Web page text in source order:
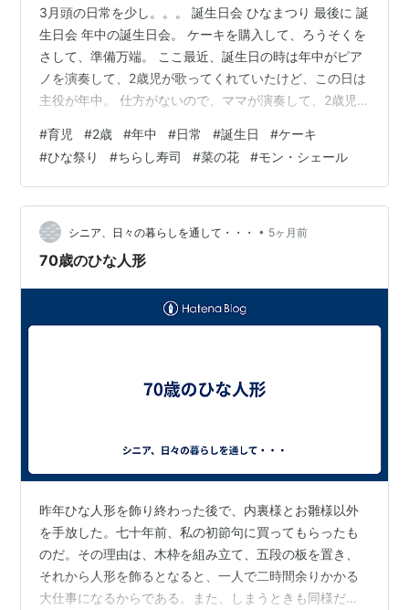
3月頭の日常を少し。。。 誕生日会 ひなまつり 最後に 誕
生日会 年中の誕生日会。 ケーキを購入して、ろうそくを
さして、準備万端。 ここ最近、誕生日の時は年中がピア
ノを演奏して、2歳児が歌ってくれていたけど、この日は
主役が年中。 仕方がないので、ママが演奏して、2歳児
わなかった2歳児さんですが、、、説得して、なんとか納
得してもらい、歌ってもらいました。
komayume.hatenablog.com この日のケーキは堂島ロー
ルが有名なモン・シェール。 写真は撮り忘れてしまった
のですが、楽天で購入可能でした。 【公式・送料込】堂
島お抹茶ロール【冷…
#育児 #2歳 #年中 #日常 #誕生日 #ケーキ
#ひな祭り #ちらし寿司 #菜の花 #モン・シェール
シニア、日々の暮らしを通して・・・ • 5ヶ月前
70歳のひな人形
昨年ひな人形を飾り終わった後で、内裏様とお雛様以外
を手放した。七十年前、私の初節句に買ってもらったも
のだ。その理由は、木枠を組み立て、五段の板を置き、
それから人形を飾るとなると、一人で二時間余りかかる
大仕事になるからである。また、しまうときも同様だ。